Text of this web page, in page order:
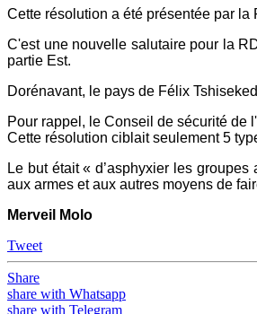
Cette résolution a été présentée par
C'est une nouvelle salutaire pour la
partie Est.
Dorénavant, le pays de Félix
Pour rappel, le Conseil de sécurité de
Cette résolution ciblait seulement 5
Le but était « d’asphyxier les
aux armes et aux autres moyens de
Merveil Molo
Tweet
Share
share with Whatsapp
share with Telegram